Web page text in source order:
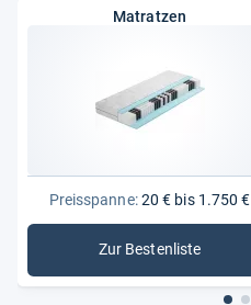
Matratzen
Preisspanne:20 € bis 1.750 €
Zur Bestenliste
: Matratzen